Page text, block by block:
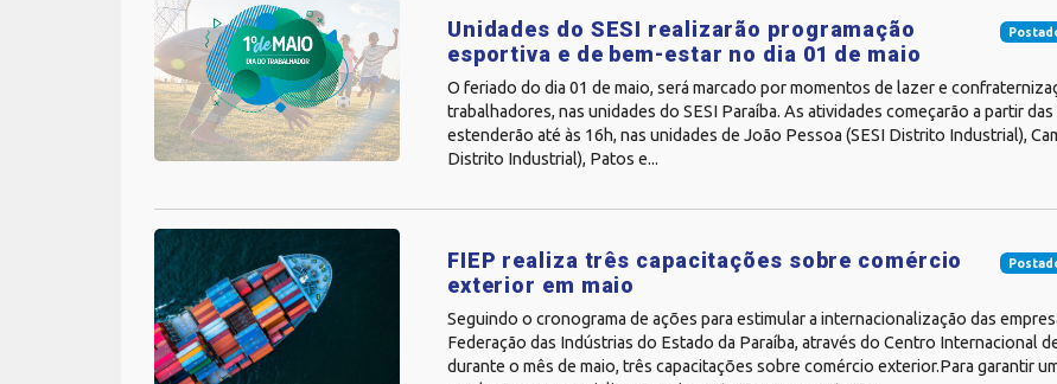
Unidades do SESI realizarão programação
esportiva e de bem-estar no dia 01 de maio
O feriado do dia 01 de maio, será marcado por momentos de lazer e
trabalhadores, nas unidades do SESI Paraíba. As atividades começarão a partir das
estenderão até às 16h, nas unidades de João Pessoa (SESI Distrito Industrial),
Distrito Industrial), Patos e...
FIEP realiza três capacitações sobre comércio
exterior em maio
Seguindo o cronograma de ações para estimular a internacionalização das
Federação das Indústrias do Estado da Paraíba, através do Centro Internacional
durante o mês de maio, três capacitações sobre comércio exterior.Para garantir